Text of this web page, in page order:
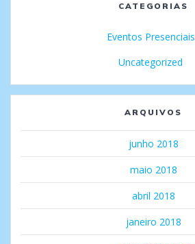
CATEGORIAS
Eventos Presenciais
Uncategorized
ARQUIVOS
junho 2018
maio 2018
abril 2018
janeiro 2018